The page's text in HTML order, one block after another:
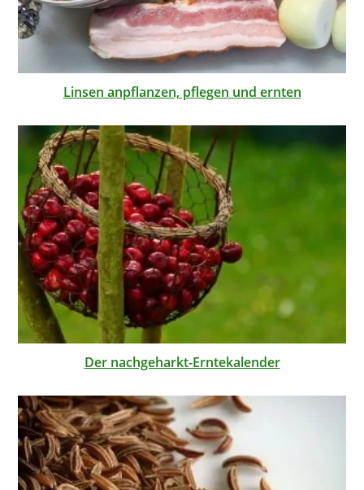
Linsen anpflanzen, pflegen und ernten
Der nachgeharkt-Erntekalender